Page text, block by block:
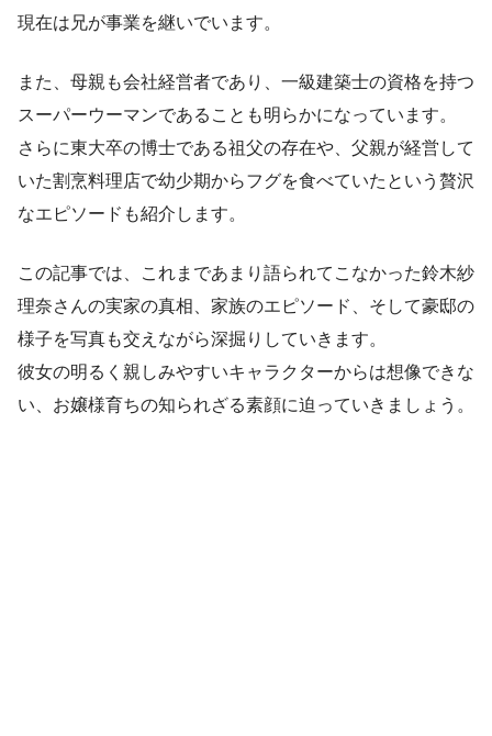
現在は兄が事業を継いでいます。
また、母親も会社経営者であり、一級建築士の資格を持つ
スーパーウーマンであることも明らかになっています。
さらに東大卒の博士である祖父の存在や、父親が経営して
いた割烹料理店で幼少期からフグを食べていたという贅沢
なエピソードも紹介します。
この記事では、これまであまり語られてこなかった鈴木紗
理奈さんの実家の真相、家族のエピソード、そして豪邸の
様子を写真も交えながら深掘りしていきます。
彼女の明るく親しみやすいキャラクターからは想像できな
い、お嬢様育ちの知られざる素顔に迫っていきましょう。